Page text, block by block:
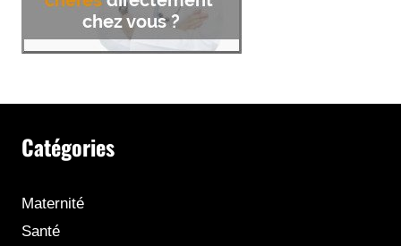
Catégories
Maternité
Santé